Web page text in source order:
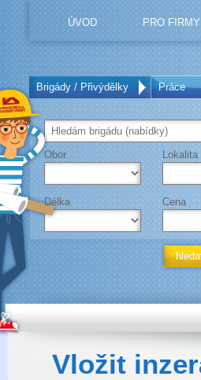
ÚVOD PRO FIRMY
Brigády / Přivýdělky Práce
Obor Lokalita
Délka Cena
Vlo­žit